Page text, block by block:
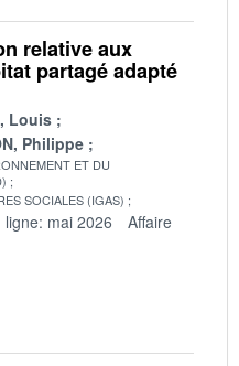
relative aux
partagé adapté
Louis
Philippe
ET DU
SOCIALES (IGAS)
ligne: mai 2026
Affaire